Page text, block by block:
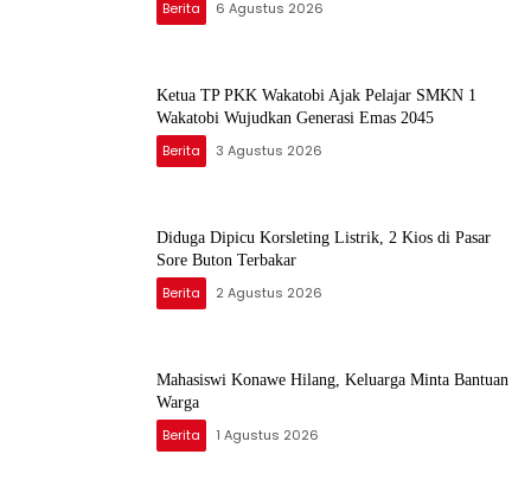
Berita 6 Agustus 2026
Ketua TP PKK Wakatobi Ajak Pelajar SMKN 1
Wakatobi Wujudkan Generasi Emas 2045
Berita 3 Agustus 2026
Diduga Dipicu Korsleting Listrik, 2 Kios di Pasar
Sore Buton Terbakar
Berita 2 Agustus 2026
Mahasiswi Konawe Hilang, Keluarga Minta Bantuan
Warga
Berita 1 Agustus 2026